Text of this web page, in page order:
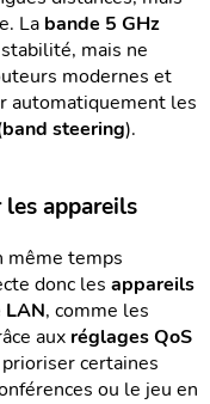
La bande 5 GHz
mais ne
modernes et
automatiquement les
band steering).
appareils
même temps
donc les appareils
LAN, comme les
aux réglages QoS
certaines
ou le jeu en